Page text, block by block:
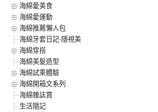
海綿愛美食
海綿愛運動
海綿推薦懶人包
海綿牙套日記-隱視美
海綿穿搭
海綿美髮造型
海綿試乘體驗
海綿開箱文系列
海綿雜誌賞
生活隨記